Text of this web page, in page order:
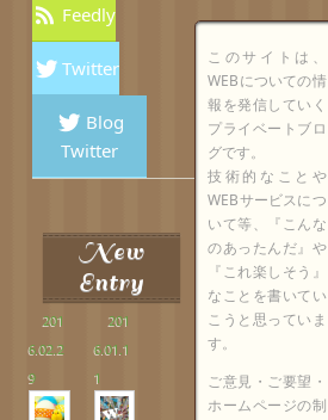
Feedly
Twitter
Blog
Twitter
New
Entry
201
6.02.2
9
201
6.01.1
1
このサイトは、
WEBについての情
報を発信していく
プライベートブロ
グです。
技術的なことや
WEBサービスにつ
いて等、『こんな
のあったんだ』や
『これ楽しそう』
なことを書いてい
こうと思っていま
す。
ご意見・ご要望・
ホームページの制